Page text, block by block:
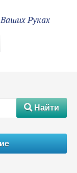
Ваших Руках
#Найти